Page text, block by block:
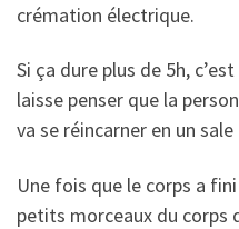
crémation électrique.
Si ça dure plus de 5h,
laisse penser que la
va se réincarner en un sale
Une fois que le corps a
petits morceaux du corps